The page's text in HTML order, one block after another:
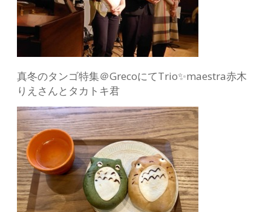
真冬のタンゴ特集＠GrecoにてTrio✨maestra赤木
りえさんとタカトキ君